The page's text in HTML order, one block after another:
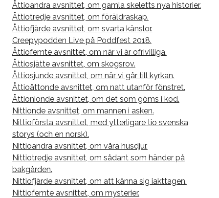
Åttioandra avsnittet, om gamla skeletts nya historier.
Åttiotredje avsnittet, om föräldraskap.
Åttiofjärde avsnittet, om svarta känslor.
Creepypodden Live på Poddfest 2018.
Åttiofemte avsnittet, om när vi är ofrivilliga.
Åttiosjätte avsnittet, om skogsrov.
Åttiosjunde avsnittet, om när vi går till kyrkan.
Åttioåttonde avsnittet, om natt utanför fönstret.
Åttionionde avsnittet, om det som göms i kod.
Nittionde avsnittet, om mannen i asken.
Nittioförsta avsnittet, med ytterligare tio svenska
storys (och en norsk).
Nittioandra avsnittet, om våra husdjur.
Nittiotredje avsnittet, om sådant som händer på
bakgården.
Nittiofjärde avsnittet, om att känna sig iakttagen.
Nittiofemte avsnittet, om mysterier.